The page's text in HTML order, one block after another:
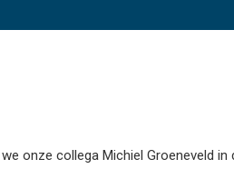
onze collega Michiel Groeneveld